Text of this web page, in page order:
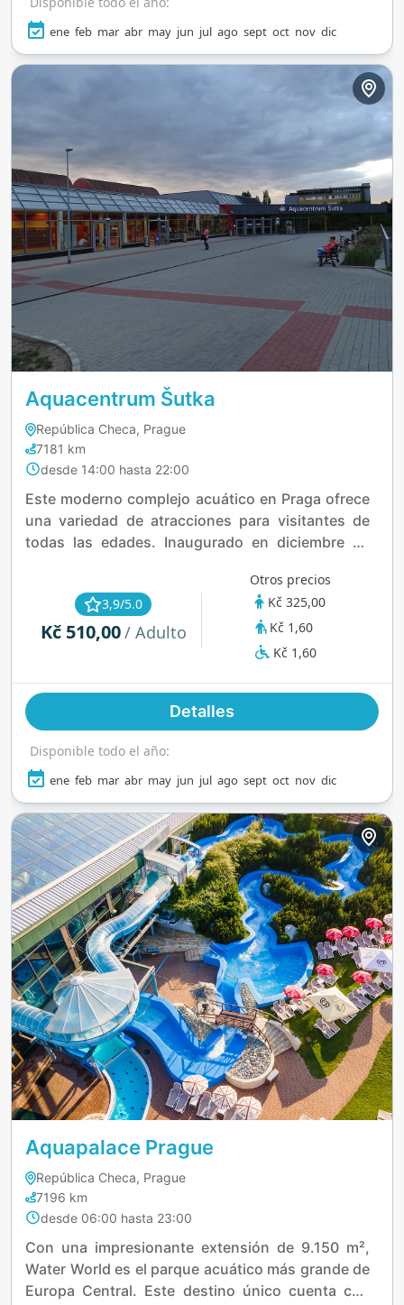
zonas de juego interactivas. Ya sea que busques
relajarte, explorar o sumergirte en la diversión
acuática, este destino ofrece una experiencia
dinámica que hace que los visitantes quieran
ene feb mar abr may jun jul ago sept oct nov dic
Aquacentrum Šutka
República Checa, Prague
7181 km
desde 14:00 hasta 22:00
Este moderno complejo acuático en Praga ofrece
una variedad de atracciones para visitantes de
todas las edades. Inaugurado en diciembre de
metros, jacuzzi, río salvaje, dos toboganes
acuáticos, una piscina de relajación y una piscina
de chapoteo para niños. Las instalaciones
también incluyen una piscina educativa dedicada
baños de vapor para los amantes del bienestar.
La accesibilidad es una prioridad, con todo el
garantizando una experiencia acogedora para
todos. Ya sea que busques diversión, relajación o
bienestar, este complejo acuático ofrece un
entorno ideal para desconectar y disfrutar de
actividades acuáticas.
3,9/5.0
Kč 510,00/ Adulto
Otros precios
Kč 325,00
Kč 1,60
Kč 1,60
Detalles
Disponible todo el año:
ene feb mar abr may jun jul ago sept oct nov dic
Aquapalace Prague
República Checa, Prague
7196 km
desde 06:00 hasta 23:00
Con una impresionante extensión de 9.150 m²,
Water World es el parque acuático más grande de
Europa Central. Este destino único cuenta con